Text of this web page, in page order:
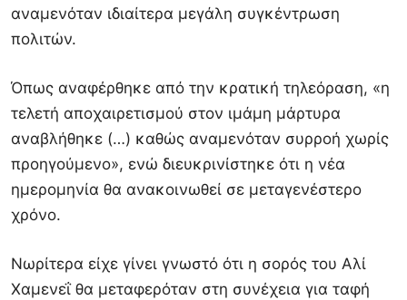
αναμενόταν ιδιαίτερα μεγάλη συγκέντρωση
πολιτών.
Όπως αναφέρθηκε από την κρατική τηλεόραση, «η
τελετή αποχαιρετισμού στον ιμάμη μάρτυρα
αναβλήθηκε (…) καθώς αναμενόταν συρροή χωρίς
προηγούμενο», ενώ διευκρινίστηκε ότι η νέα
ημερομηνία θα ανακοινωθεί σε μεταγενέστερο
χρόνο.
Νωρίτερα είχε γίνει γνωστό ότι η σορός του Αλί
Χαμενεΐ θα μεταφερόταν στη συνέχεια για ταφή